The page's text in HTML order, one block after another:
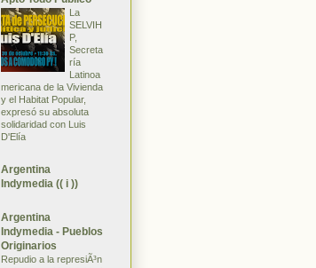
La
SELVIH
P,
Secreta
ría
Latinoa
mericana de la Vivienda
y el Habitat Popular,
expresó su absoluta
solidaridad con Luis
D'Elía
Argentina
Indymedia (( i ))
Argentina
Indymedia - Pueblos
Originarios
Repudio a la represiÃ³n